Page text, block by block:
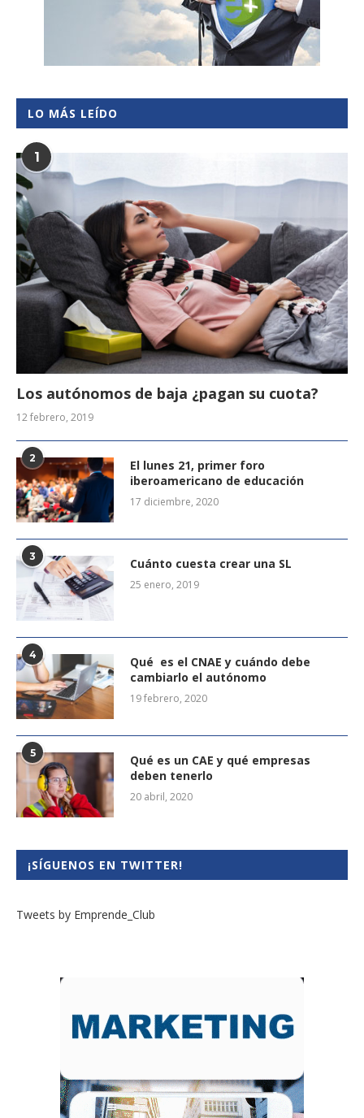
LO MÁS LEÍDO
1
Los autónomos de baja ¿pagan su cuota?
12 febrero, 2019
2
El lunes 21, primer foro
iberoamericano de educación
17 diciembre, 2020
3 Cuánto cuesta crear una SL
25 enero, 2019
4
Qué es el CNAE y cuándo debe
cambiarlo el autónomo
19 febrero, 2020
5
Qué es un CAE y qué empresas
deben tenerlo
20 abril, 2020
¡SÍGUENOS EN TWITTER!
Tweets by Emprende_Club